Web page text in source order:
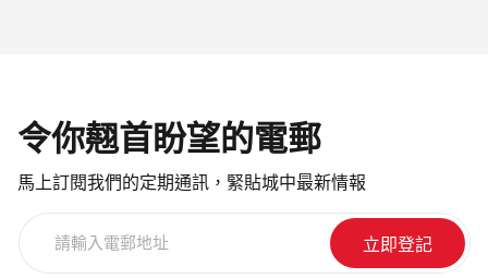
令你翹首盼望的電郵
馬上訂閱我們的定期通訊，緊貼城中最新情報